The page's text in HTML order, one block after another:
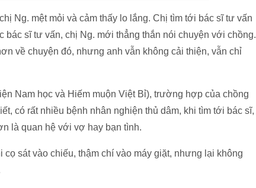
Ng. mệt mỏi và cảm thấy lo lắng. Chị tìm tới bác sĩ tư vấn
sĩ tư vấn, chị Ng. mới thẳng thắn nói chuyện với chồng.
về chuyện đó, nhưng anh vẫn không cải thiện, vẫn chỉ
Nam học và Hiếm muộn Việt Bỉ), trường hợp của chồng
có rất nhiều bệnh nhân nghiện thủ dâm, khi tìm tới bác sĩ,
là quan hệ với vợ hay bạn tình.
sát vào chiếu, thậm chí vào máy giặt, nhưng lại không